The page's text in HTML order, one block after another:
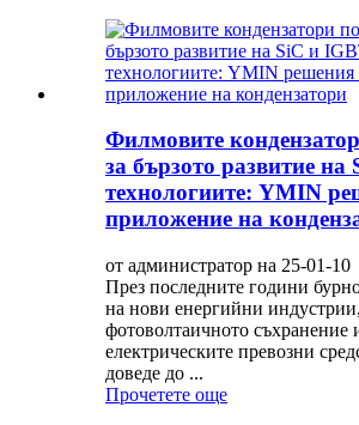
Филмовите
за бързото развитие
технологиите: YMIN
приложение на
от администратор на 25-01-10
През последните години
на нови енергийни
фотоволтаичното съхранение
електрическите превозни
доведе до ...
Прочетете още